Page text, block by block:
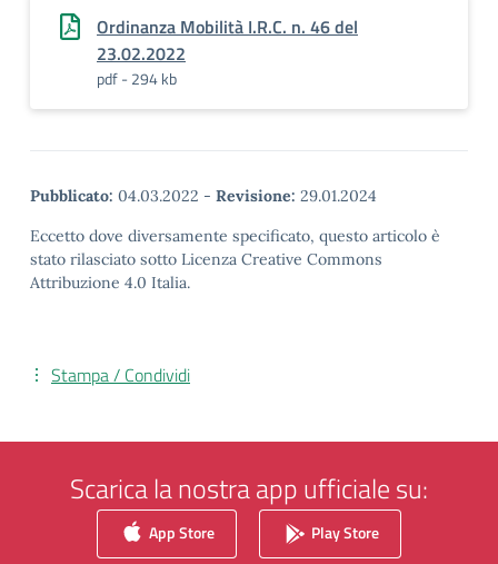
Ordinanza Mobilità I.R.C. n. 46 del
23.02.2022
pdf - 294 kb
Pubblicato: 04.03.2022 - Revisione: 29.01.2024
Eccetto dove diversamente specificato, questo articolo è
stato rilasciato sotto Licenza Creative Commons
Attribuzione 4.0 Italia.
Stampa / Condividi
Scarica la nostra app ufficiale su:
App Store Play Store